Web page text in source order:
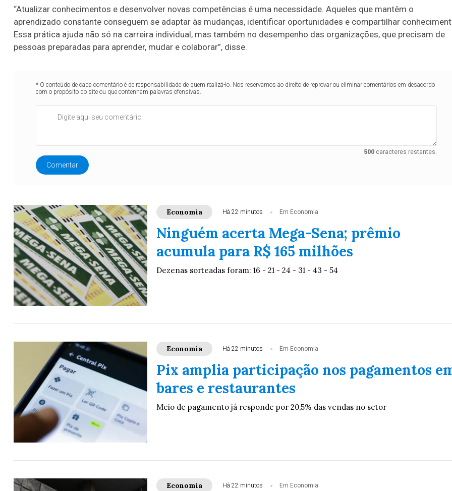
“Atualizar conhecimentos e desenvolver novas competências é uma necessidade. Aqueles que mantêm o
aprendizado constante conseguem se adaptar às mudanças, identificar oportunidades e compartilhar
Essa prática ajuda não só na carreira individual, mas também no desempenho das organizações, que precisam de
pessoas preparadas para aprender, mudar e colaborar”, disse.
* O conteúdo de cada comentário é de responsabilidade de quem realizá-lo. Nos reservamos ao direito de reprovar ou eliminar comentários em desacordo
com o propósito do site ou que contenham palavras ofensivas.
500caracteres restantes.
Comentar
Economia Há 22 minutos Em Economia
Ninguém acerta Mega-Sena; prêmio
acumula para R$ 165 milhões
Dezenas sorteadas foram: 16 - 21 - 24 - 31 - 43 - 54
Economia Há 22 minutos Em Economia
Pix amplia participação nos pagamentos
bares e restaurantes
Meio de pagamento já responde por 20,5% das vendas no setor
Economia Há 22 minutos Em Economia